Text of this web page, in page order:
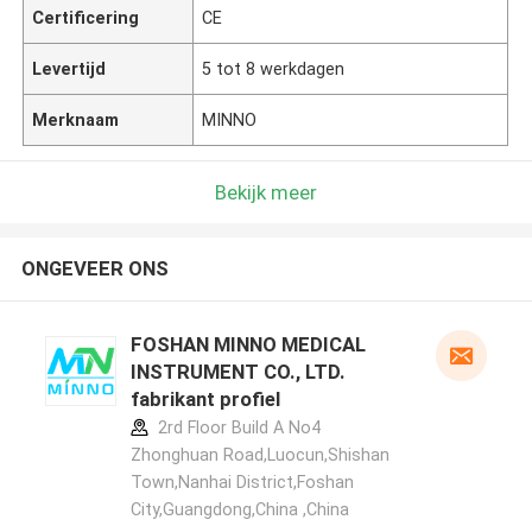
Certificering CE
Levertijd 5 tot 8 werkdagen
Merknaam MINNO
Bekijk meer
ONGEVEER ONS
FOSHAN MINNO MEDICAL
INSTRUMENT CO., LTD.
fabrikant profiel
2rd Floor Build A No4
Zhonghuan Road,Luocun,Shishan
Town,Nanhai District,Foshan
City,Guangdong,China ,China